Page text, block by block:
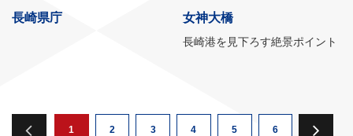
長崎県庁 女神大橋
長崎港を見下ろす絶景ポイント
1 2 3 4 5 6